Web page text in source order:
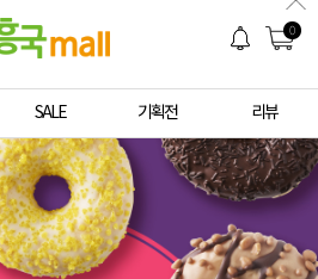
0
SALE 기획전 리뷰